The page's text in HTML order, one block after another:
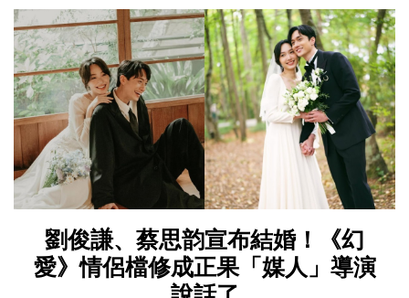
劉俊謙、蔡思韵宣布結婚！《幻
愛》情侶檔修成正果「媒人」導演